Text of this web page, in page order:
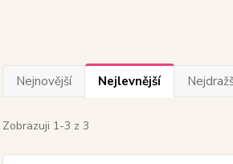
Nejnovější Nejlevnější
Zobrazuji 1-3 z 3